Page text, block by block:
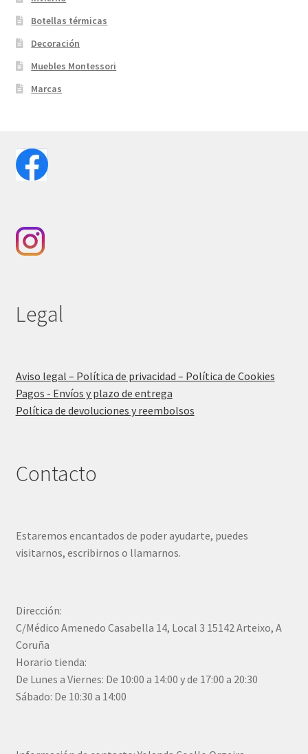
Botellas térmicas
Decoración
Muebles Montessori
Marcas
Legal
Aviso legal – Política de privacidad – Política de Cookies
Pagos - Envíos y plazo de entrega
Política de devoluciones y reembolsos
Contacto
Estaremos encantados de poder ayudarte, puedes
visitarnos, escribirnos o llamarnos.
Dirección:
C/Médico Amenedo Casabella 14, Local 3 15142 Arteixo, A
Coruña
Horario tienda:
De Lunes a Viernes: De 10:00 a 14:00 y de 17:00 a 20:30
Sábado: De 10:30 a 14:00